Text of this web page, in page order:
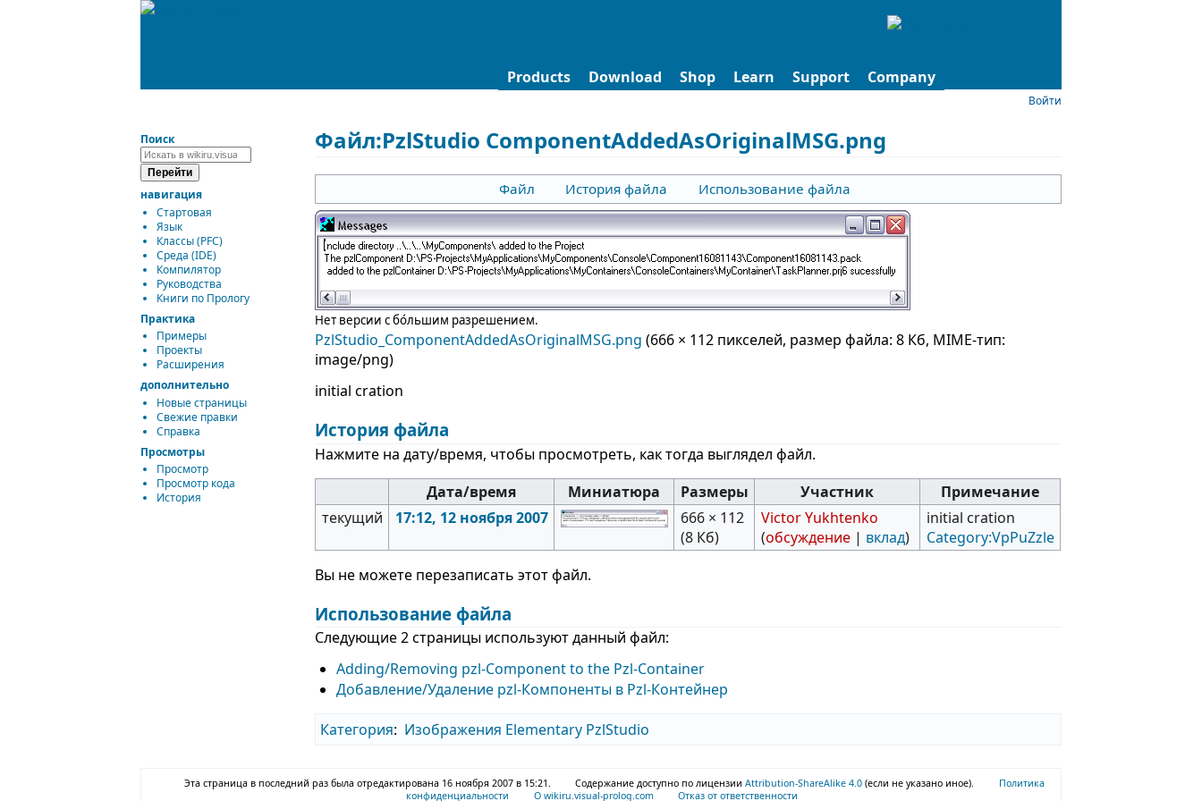
Products Download Shop Learn Support Company
Файл:PzlStudio ComponentAddedAsOriginalMSG.png
Файл История файла Использование файла
Нет версии с бо́льшим разрешением.
PzlStudio_ComponentAddedAsOriginalMSG.png ‎(666 × 112 пикселей, размер файла: 8 Кб, MIME-тип:
image/png)
initial cration
История файла
Нажмите на дату/время, чтобы просмотреть, как тогда выглядел файл.
Дата/время
Миниатюра Размеры Участник
Примечание
текущий
17:12, 12 ноября 2007
666 × 112
(8 Кб)
Victor Yukhtenko
(обсуждение| вклад)
initial cration
Category:VpPuZzle
Вы не можете перезаписать этот файл.
Использование файла
Следующие 2 страницы используют данный файл:
Adding/Removing pzl-Component to the Pzl-Container
Добавление/Удаление pzl-Компоненты в Pzl-Контейнер
Категория: Изображения Elementary PzlStudio
Поиск
навигация
Стартовая
Язык
Классы (PFC)
Среда (IDE)
Компилятор
Руководства
Книги по Прологу
Практика
Примеры
Проекты
Расширения
дополнительно
Новые страницы
Свежие правки
Справка
Войти
Просмотры
Просмотр
Просмотр кода
История
Эта страница в последний раз была отредактирована 16 ноября 2007 в 15:21. Содержание доступно по лицензииAttribution-ShareAlike 4.0(если не указано иное).
Политика
конфиденциальности
О wikiru.visual-prolog.com Отказ от ответственности